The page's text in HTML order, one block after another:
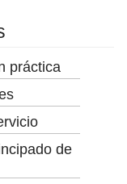
práctica
de